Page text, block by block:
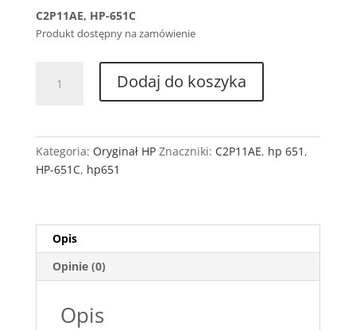
C2P11AE, HP-651C
Produkt dostępny na zamówienie
Color
Dodaj do koszyka
Kategoria: Oryginał HP Znaczniki: C2P11AE, hp 651 ,
HP-651C, hp651
Opis
Opinie (0)
Opis